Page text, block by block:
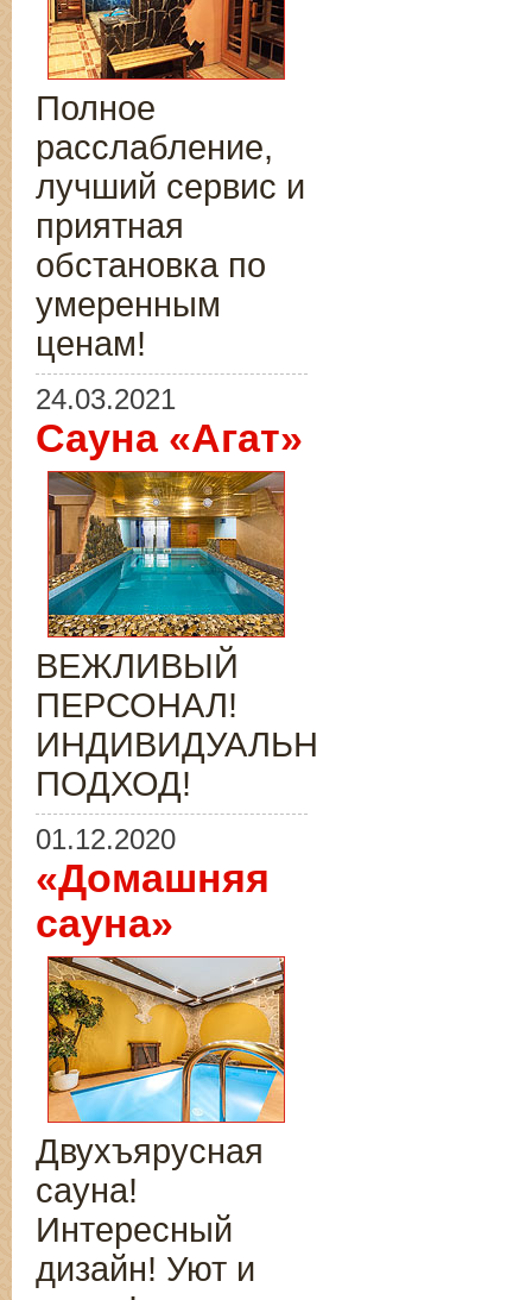
Полное
расслабление,
лучший сервис и
приятная
обстановка по
умеренным
ценам!
24.03.2021
Сауна «Агат»
ВЕЖЛИВЫЙ
ПЕРСОНАЛ!
ИНДИВИДУАЛЬНЫЙ
ПОДХОД!
01.12.2020
«Домашняя
сауна»
Двухъярусная
сауна!
Интересный
дизайн! Уют и